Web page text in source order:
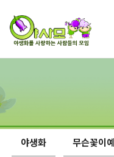
야생화 무슨꽃이